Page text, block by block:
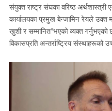
संयुक्त राष्ट्र संघका वरिष्ठ अर्थशास्त्री
कार्यालयका प्रमुख बेन्जामिन रेयले उक्त
खुशी र सम्मानित”भएको व्यक्त
विकासप्रति अन्तर्राष्ट्रिय संस्थाहरूको